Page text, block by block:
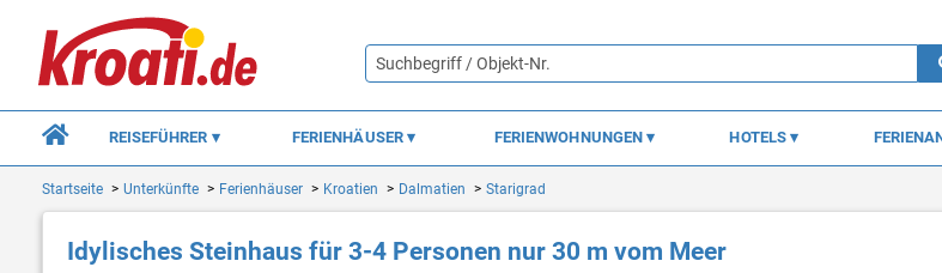
REISEFÜHRER FERIENHÄUSER FERIENWOHNUNGEN HOTELS
Startseite Unterkünfte Ferienhäuser Kroatien Dalmatien Starigrad
Idylisches Steinhaus für 3-4 Personen nur 30 m vom Meer